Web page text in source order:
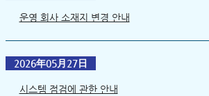
운영 회사 소재지 변경 안내
2026年05月27日
시스템 점검에 관한 안내